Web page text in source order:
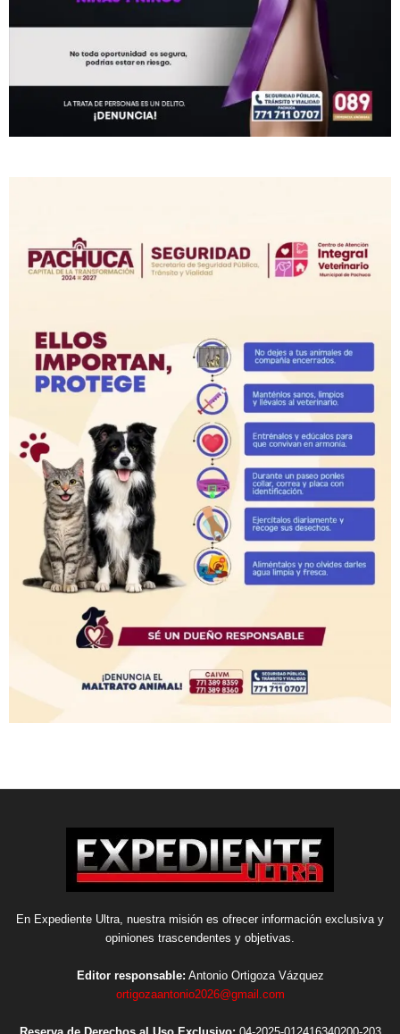
En Expediente Ultra, nuestra misión es ofrecer información exclusiva y
opiniones trascendentes y objetivas.
Editor responsable: Antonio Ortigoza Vázquez
ortigozaantonio2026@gmail.com